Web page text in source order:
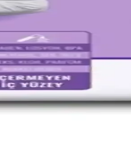
edilir.
sağlar.